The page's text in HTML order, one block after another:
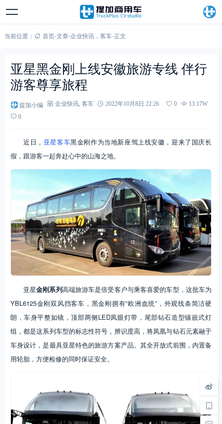
当前位置： 首页-文章-企业快讯， 客车-正文
亚星黑金刚上线安徽旅游专线 伴行
游客尊享旅程
提加小编 企业快讯, 客车 2022年10月8日 22:26 0
13.17W
0
近日， 亚星客车黑金刚作为当地新座驾上线安徽，迎来了国庆长
假，跟游客一起奔赴心中的山海之地。
亚星金刚系列高端旅游车是倍受客户与乘客喜爱的车型，这批车为
YBL6125金刚双风挡客车，黑金刚拥有“欧洲血统”，外观线条简洁硬
朗，车身平整如镜，顶部两侧LED凤眼灯带，尾部钻石造型镶嵌式灯
组，都是这系列车型的标志性符号，辨识度高，将凤凰与钻石元素融于
车身设计，是最具亚星特色的旅游方案产品。其全开放式前围，内置备
用轮胎，方便检修的同时保证安全。